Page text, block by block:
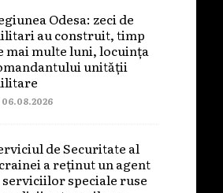
Odesa: zeci de
au construit, timp
mai multe luni, locuința
unității
06.08.2026
de Securitate al
a reținut un agent
serviciilor speciale ruse